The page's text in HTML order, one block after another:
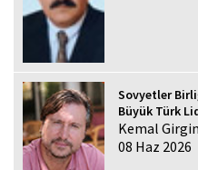
Sovyetler
Büyük Türk
Kemal Girgin
08 Haz 2026